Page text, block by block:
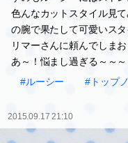
色んなカットスタイル見
の腕で果たして可愛いス
リマーさんに頼んでしま
あ～！悩まし過ぎる～～～
#ルーシー
#トップ
2015.09.17 21:10